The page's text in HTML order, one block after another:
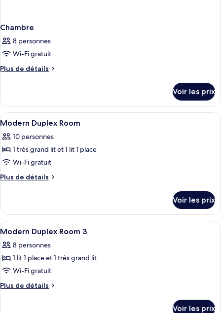
Chambre
8 personnes
Wi-Fi gratuit
Plus de détails
Plus
le
type
de
Chambre
Voir les prix
Afficher
toutes
les
photos
pour
ce
chambre :
Modern
Duplex
Room
Une chambre d’hôtel avec deux
22
Modern Duplex Room
10 personnes
1 très grand lit et 1 lit 1 place
Wi-Fi gratuit
Plus de détails
Plus
le
type
de
Modern
Duplex
Voir les prix
Afficher
toutes
les
photos
pour
ce
Une chambre d’hôtel avec deux
19
Modern Duplex Room 3
8 personnes
1 lit 1 place et 1 très grand lit
Wi-Fi gratuit
Plus de détails
Plus
Voir les prix